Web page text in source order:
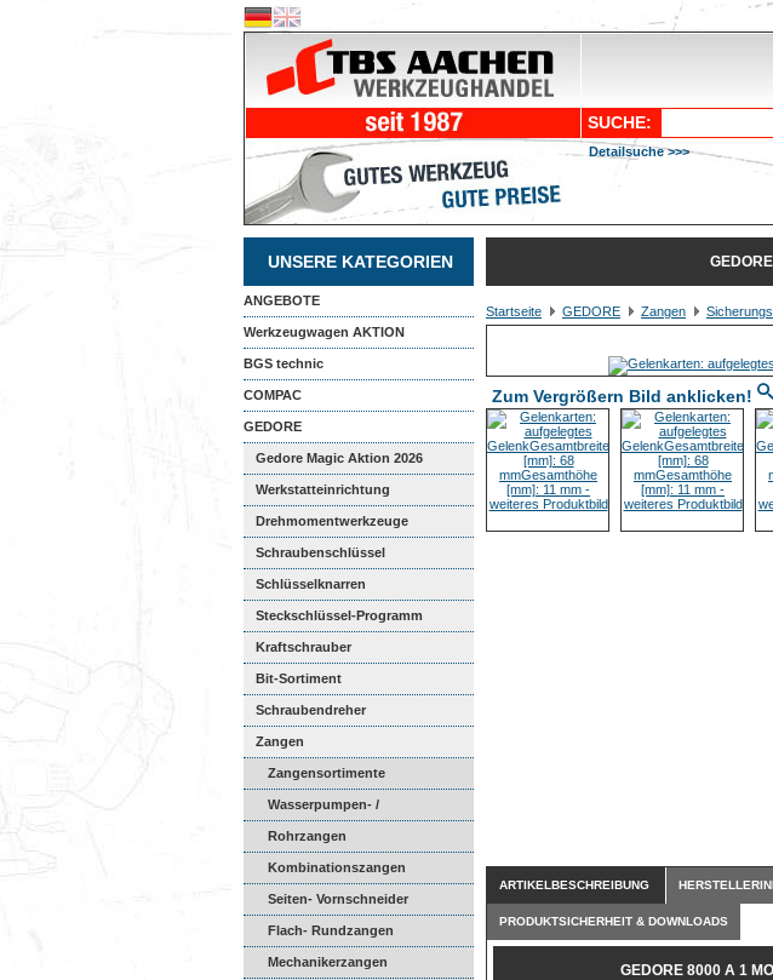
SUCHE:
Detailsuche >>>
UNSERE KATEGORIEN
ANGEBOTE
Werkzeugwagen AKTION
BGS technic
COMPAC
GEDORE
Gedore Magic Aktion 2026
Werkstatteinrichtung
Drehmomentwerkzeuge
Schraubenschlüssel
Schlüsselknarren
Steckschlüssel-Programm
Kraftschrauber
Bit-Sortiment
Schraubendreher
Zangen
Zangensortimente
Wasserpumpen- /
Universalzang...
Rohrzangen
Kombinationszangen
Seiten- Vornschneider
Flach- Rundzangen
Mechanikerzangen
Startseite GEDORE Zangen
Zum Vergrößern Bild anklicken!
ARTIKELBESCHREIBUNG
PRODUKTSICHERHEIT & DOWNLOADS
GEDORE 8000 A 1